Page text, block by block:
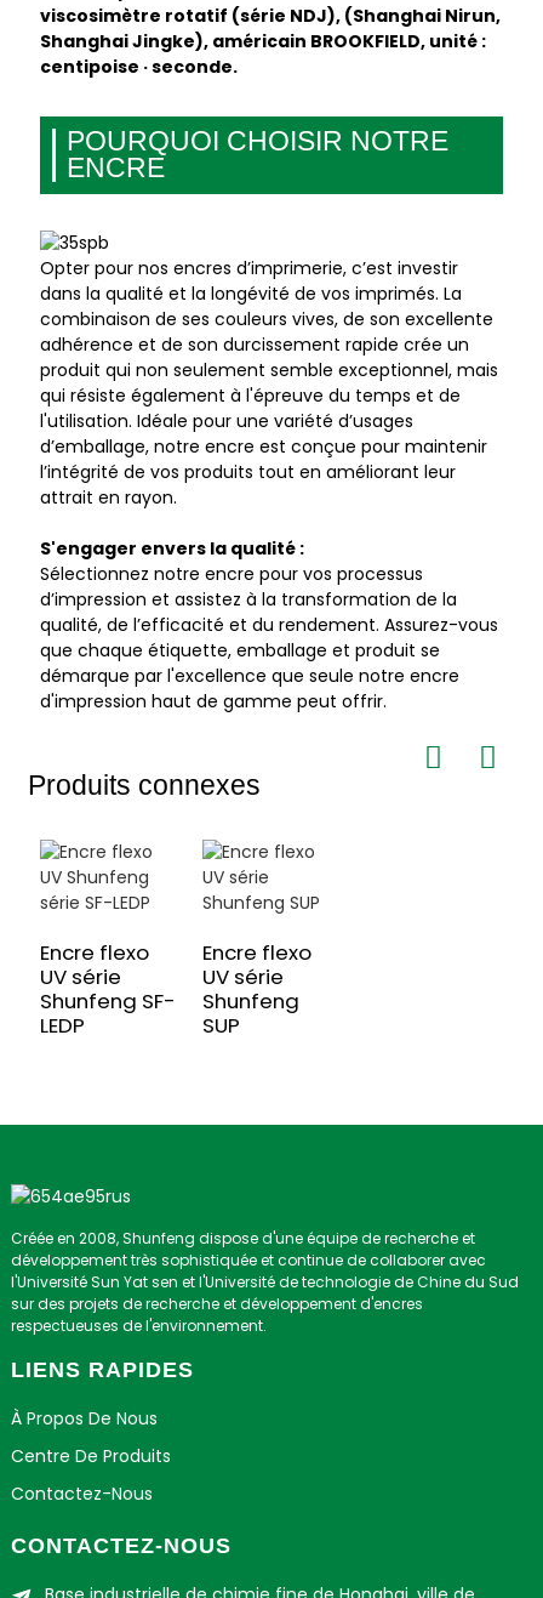
viscosimètre rotatif (série NDJ), (Shanghai Nirun,
Shanghai Jingke), américain BROOKFIELD, unité :
centipoise · seconde.
POURQUOI CHOISIR NOTRE
ENCRE
Opter pour nos encres d’imprimerie, c’est investir
dans la qualité et la longévité de vos imprimés. La
combinaison de ses couleurs vives, de son excellente
adhérence et de son durcissement rapide crée un
produit qui non seulement semble exceptionnel, mais
qui résiste également à l'épreuve du temps et de
l'utilisation. Idéale pour une variété d’usages
d’emballage, notre encre est conçue pour maintenir
l’intégrité de vos produits tout en améliorant leur
attrait en rayon.
S'engager envers la qualité :
Sélectionnez notre encre pour vos processus
d’impression et assistez à la transformation de la
qualité, de l’efficacité et du rendement. Assurez-vous
que chaque étiquette, emballage et produit se
démarque par l'excellence que seule notre encre
d'impression haut de gamme peut offrir.
Produits connexes
Encre flexo
UV série
Shunfeng SF-
LEDP
Encre flexo
UV série
Shunfeng
SUP
Créée en 2008, Shunfeng dispose d'une équipe de recherche et
développement très sophistiquée et continue de collaborer avec
l'Université Sun Yat sen et l'Université de technologie de Chine du Sud
sur des projets de recherche et développement d'encres
respectueuses de l'environnement.
LIENS RAPIDES
À Propos De Nous
Centre De Produits
Contactez-Nous
CONTACTEZ-NOUS